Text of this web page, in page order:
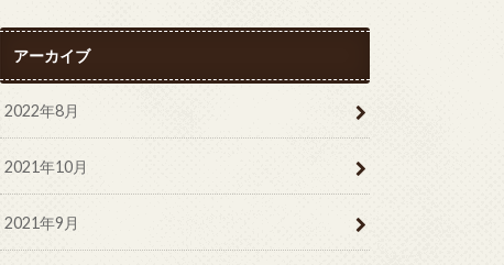
アーカイブ
2022年8月
2021年10月
2021年9月